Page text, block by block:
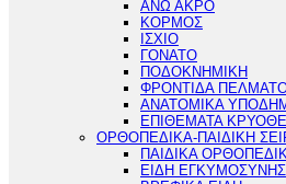
ΑΝΩ ΑΚΡΟ
ΚΟΡΜΟΣ
ΙΣΧΙΟ
ΓΟΝΑΤΟ
ΠΟΔΟΚΝΗΜΙΚΗ
ΦΡΟΝΤΙΔΑ
ΑΝΑΤΟΜΙΚΑ
ΕΠΙΘΕΜΑΤΑ
ΟΡΘΟΠΕΔΙΚΑ-ΠΑΙΔΙΚΗ
ΠΑΙΔΙΚΑ
ΕΙΔΗ ΕΓΚΥΜΟΣΥΝΗΣ